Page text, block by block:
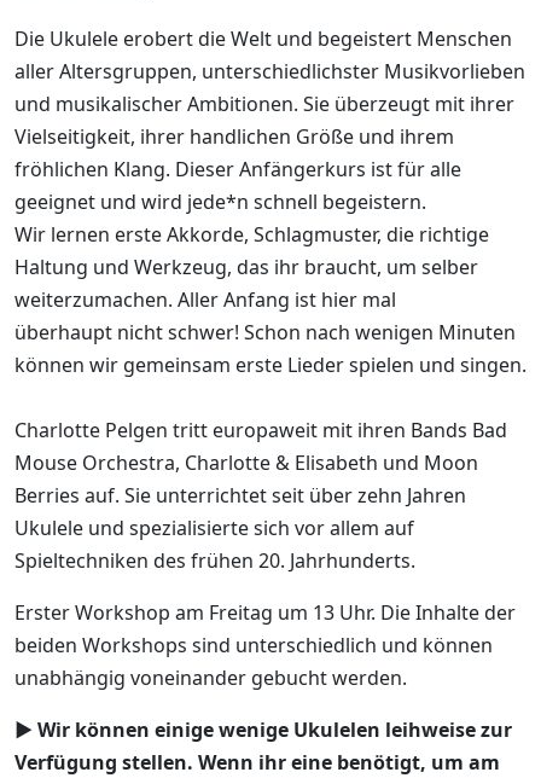
Die Ukulele erobert die Welt und begeistert Menschen
aller Altersgruppen, unterschiedlichster Musikvorlieben
und musikalischer Ambitionen. Sie überzeugt mit ihrer
Vielseitigkeit, ihrer handlichen Größe und ihrem
fröhlichen Klang. Dieser Anfängerkurs ist für alle
geeignet und wird jede*n schnell begeistern.
Wir lernen erste Akkorde, Schlagmuster, die richtige
Haltung und Werkzeug, das ihr braucht, um selber
weiterzumachen. Aller Anfang ist hier mal
überhaupt nicht schwer! Schon nach wenigen Minuten
können wir gemeinsam erste Lieder spielen und singen.
Charlotte Pelgen tritt europaweit mit ihren Bands Bad
Mouse Orchestra, Charlotte & Elisabeth und Moon
Berries auf. Sie unterrichtet seit über zehn Jahren
Ukulele und spezialisierte sich vor allem auf
Spieltechniken des frühen 20. Jahrhunderts.
Erster Workshop am Freitag um 13 Uhr. Die Inhalte der
beiden Workshops sind unterschiedlich und können
unabhängig voneinander gebucht werden.
► Wir können einige wenige Ukulelen leihweise zur
Verfügung stellen. Wenn ihr eine benötigt, um am